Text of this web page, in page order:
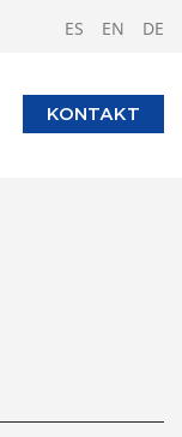
ES EN DE
KONTAKT